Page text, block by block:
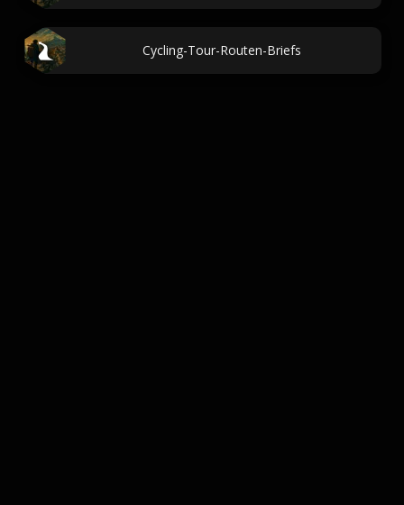
Cycling-Tour-Routen-Briefs